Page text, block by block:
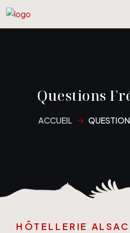
Questions
ACCUEIL
HÔTELLERIE